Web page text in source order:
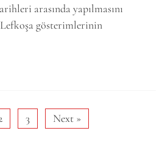
arasında yapılmasını
gösterimlerinin
3 Next »